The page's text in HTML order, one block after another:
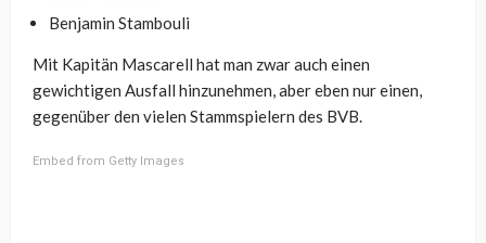
Benjamin Stambouli
Mit Kapitän Mascarell hat man zwar auch einen
gewichtigen Ausfall hinzunehmen, aber eben nur einen,
gegenüber den vielen Stammspielern des BVB.
Embed from Getty Images